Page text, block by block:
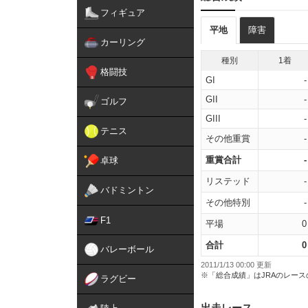
フィギュア
カーリング
格闘技
ゴルフ
テニス
卓球
バドミントン
F1
バレーボール
ラグビー
平地 障害
種別 1着
GI
-
GII
-
GIII
-
その他重賞
-
重賞合計 -
リステッド -
その他特別 -
平場 0
合計 0
2011/1/13 00:00 更新
※「総合成績」はJRAのレース